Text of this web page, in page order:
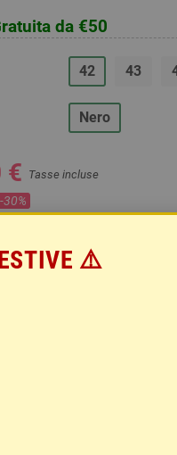
da €50
42 43
Nero
€ Tasse incluse
-30%
add ⚠️